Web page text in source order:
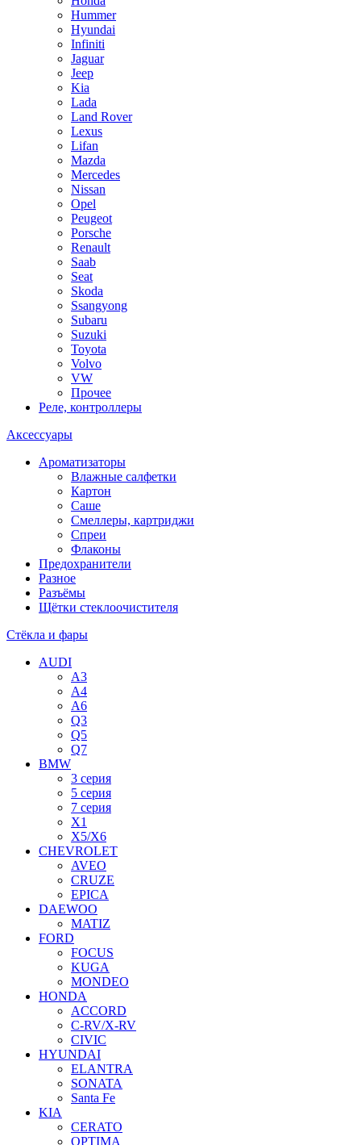
Hummer
Hyundai
Infiniti
Jaguar
Jeep
Kia
Lada
Land Rover
Lexus
Lifan
Mazda
Mercedes
Nissan
Opel
Peugeot
Porsche
Renault
Saab
Seat
Skoda
Ssangyong
Subaru
Suzuki
Toyota
Volvo
VW
Прочее
Реле, контроллеры
Аксессуары
Ароматизаторы
Влажные салфетки
Картон
Саше
Смеллеры, картриджи
Спреи
Флаконы
Предохранители
Разное
Разъёмы
Щётки стеклоочистителя
Стёкла и фары
AUDI
A3
A4
A6
Q3
Q5
Q7
BMW
3 серия
5 серия
7 серия
X1
X5/X6
CHEVROLET
AVEO
CRUZE
EPICA
DAEWOO
MATIZ
FORD
FOCUS
KUGA
MONDEO
HONDA
ACCORD
C-RV/X-RV
CIVIC
HYUNDAI
ELANTRA
SONATA
Santa Fe
KIA
CERATO
OPTIMA